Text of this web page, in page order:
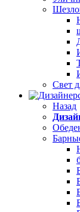
Свет
Назад